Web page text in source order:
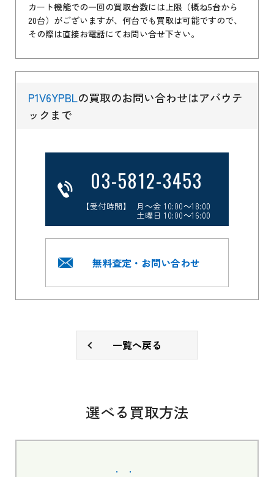
カート機能での一回の買取台数には上限（概ね5台から
20台）がございますが、何台でも買取は可能ですので、
その際は直接お電話にてお問い合せ下さい。
P1V6YPBLの買取のお問い合わせはアバウテ
ックまで
03-5812-3453
【受付時間】 月～金 10:00～18:00
土曜日 10:00～16:00
無料査定・お問い合わせ
一覧へ戻る
選べる買取方法